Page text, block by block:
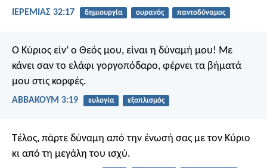
ΙΕΡΕΜΙΑΣ 32:17 δημιουργία ουρανός παντοδύναμος
Ο Κύριος είν’ ο Θεός μου, είναι η δύναμή μου! Με
κάνει σαν το ελάφι γοργοπόδαρο, φέρνει τα βήματά
μου στις κορφές.
ΑΒΒΑΚΟΥΜ 3:19 ευλογία εξοπλισμός
Τέλος, πάρτε δύναμη από την ένωσή σας με τον Κύριο
κι από τη μεγάλη του ισχύ.